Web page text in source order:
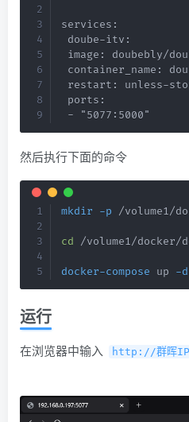
services:
doube-itv:
image: doubebly/
container_name:
restart: unless-
ports:
- "5077:5000"
然后执行下面的命令
mkdir -p /volume1/
cd /volume1/docker/
docker-compose up -d
运行
在浏览器中输入 http://群晖